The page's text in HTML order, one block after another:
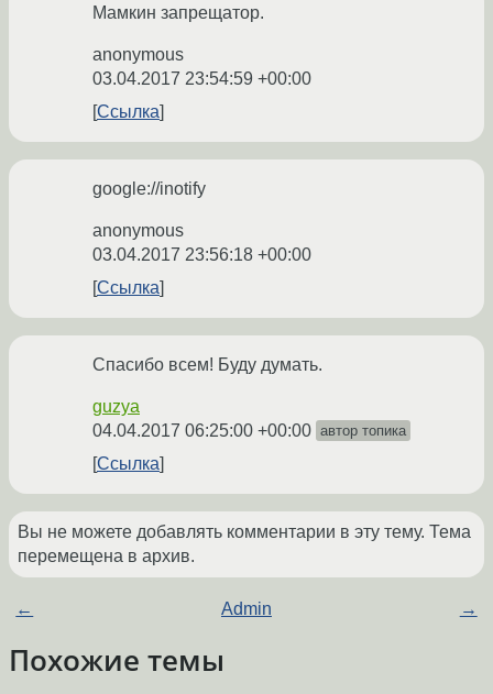
Мамкин запрещатор.
anonymous
03.04.2017 23:54:59 +00:00
Ссылка
google://inotify
anonymous
03.04.2017 23:56:18 +00:00
Ссылка
Спасибо всем! Буду думать.
guzya
04.04.2017 06:25:00 +00:00 автор топика
Ссылка
Вы не можете добавлять комментарии в эту тему. Тема
перемещена в архив.
← Admin →
Похожие темы